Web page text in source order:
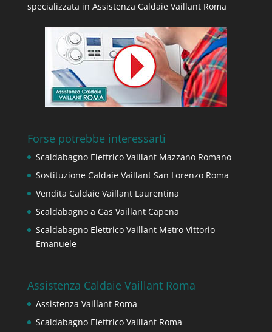
specializzata in Assistenza Caldaie Vaillant Roma
Forse potrebbe interessarti
Scaldabagno Elettrico Vaillant Mazzano Romano
Sostituzione Caldaie Vaillant San Lorenzo Roma
Vendita Caldaie Vaillant Laurentina
Scaldabagno a Gas Vaillant Capena
Scaldabagno Elettrico Vaillant Metro Vittorio
Emanuele
Assistenza Caldaie Vaillant Roma
Assistenza Vaillant Roma
Scaldabagno Elettrico Vaillant Roma